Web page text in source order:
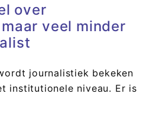
over
veel minder
journalistiek bekeken
institutionele niveau. Er is